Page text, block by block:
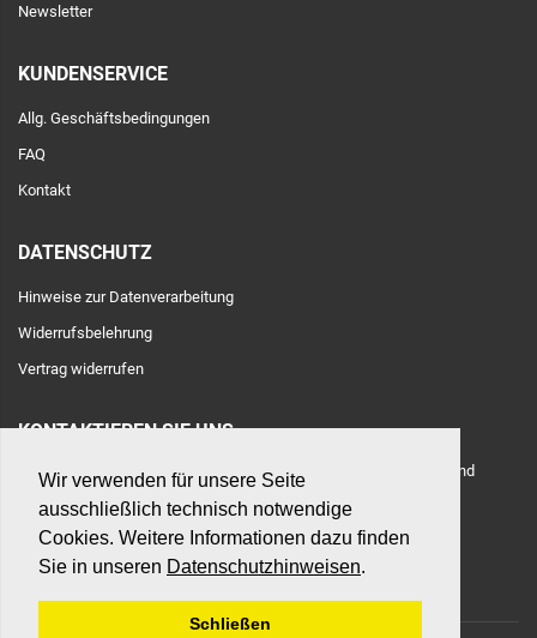
Wir verwenden für unsere Seite
ausschließlich technisch notwendige
Cookies. Weitere Informationen dazu finden
Sie in unseren Datenschutzhinweisen.
Schließen
Newsletter
KUNDENSERVICE
Allg. Geschäftsbedingungen
FAQ
Kontakt
DATENSCHUTZ
Hinweise zur Datenverarbeitung
Widerrufsbelehrung
Vertrag widerrufen
KONTAKTIEREN SIE UNS
Adresse: Toulouser Allee 71, 40476 Düsseldorf, Deutschland
E-Mail: hilfe@betonshop.de